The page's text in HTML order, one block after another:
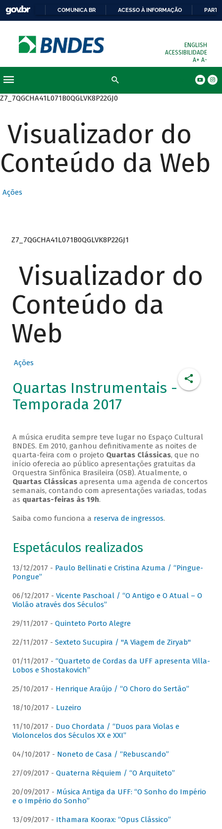
COMUNICA BR ACESSO À INFORMAÇÃO
ENGLISH
ACESSIBILIDADE
A+ A-
Z7_7QGCHA41L071B0QGLVK8P22GJ0
Visualizador do
Conteúdo da Web
Ações
Z7_7QGCHA41L071B0QGLVK8P22GJ1
Visualizador do
Conteúdo da
Web
Ações
Quartas Instrumentais -
Temporada 2017
A música erudita sempre teve lugar no Espaço Cultural
BNDES. Em 2010, ganhou definitivamente as noites de
quarta-feira com o projeto Quartas Clássicas, que no
início oferecia ao público apresentações gratuitas da
Orquestra Sinfônica Brasileira (OSB). Atualmente, o
Quartas Clássicasapresenta uma agenda de concertos
semanais, contando com apresentações variadas, todas
as quartas-feiras às 19h.
Saiba como funciona a reserva de ingressos.
Espetáculos realizados
13/12/2017 - Paulo Bellinati e Cristina Azuma / “Pingue-
Pongue”
06/12/2017 - Vicente Paschoal / “O Antigo e O Atual – O
Violão através dos Séculos”
29/11/2017 - Quinteto Porto Alegre
22/11/2017 - Sexteto Sucupira / "A Viagem de Ziryab"
01/11/2017 - “Quarteto de Cordas da UFF apresenta Villa-
Lobos e Shostakovich”
25/10/2017 - Henrique Araújo / “O Choro do Sertão”
18/10/2017 - Luzeiro
11/10/2017 - Duo Chordata / “Duos para Violas e
Violoncelos dos Séculos XX e XXI”
04/10/2017 - Noneto de Casa / “Rebuscando”
27/09/2017 - Quaterna Réquiem / “O Arquiteto”
20/09/2017 - Música Antiga da UFF: “O Sonho do Império
e o Império do Sonho”
13/09/2017 - Ithamara Koorax: “Opus Clássico”